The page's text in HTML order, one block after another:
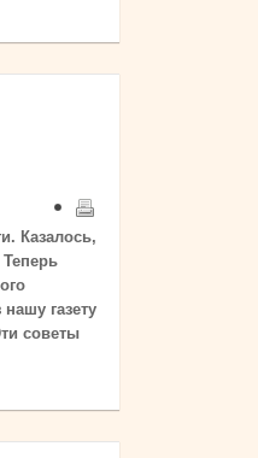
Казалось,
газету
советы